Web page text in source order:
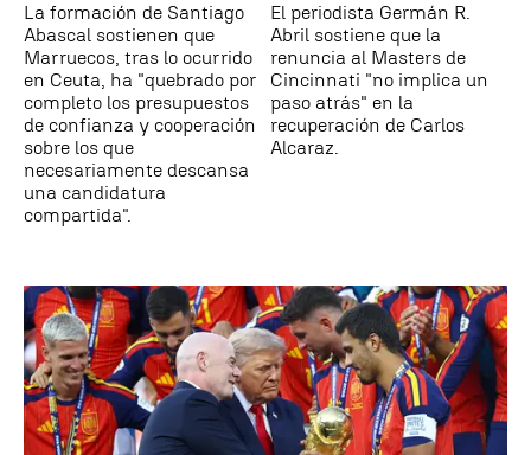
La formación de Santiago
Abascal sostienen que
Marruecos, tras lo ocurrido
en Ceuta, ha "quebrado por
completo los presupuestos
de confianza y cooperación
sobre los que
necesariamente descansa
una candidatura
compartida".
El periodista Germán R.
Abril sostiene que la
renuncia al Masters de
Cincinnati "no implica un
paso atrás" en la
recuperación de Carlos
Alcaraz.